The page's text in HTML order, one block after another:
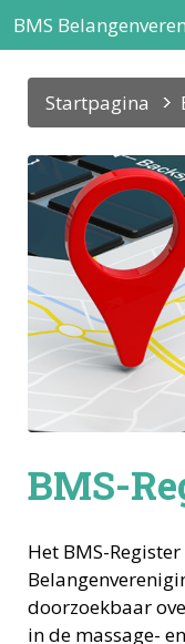
BMS
Startpagina
BMS-
Het BMS-
doorzoekbaar
in de massage-